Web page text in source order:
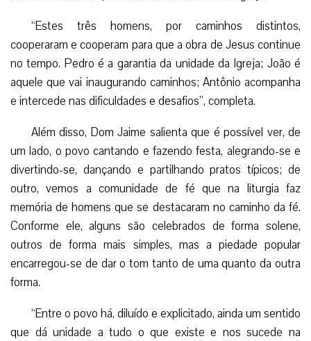
“Estes três homens, por caminhos distintos,
cooperaram e cooperam para que a obra de Jesus continue
no tempo. Pedro é a garantia da unidade da Igreja; João é
aquele que vai inaugurando caminhos; Antônio acompanha
e intercede nas dificuldades e desafios”, completa.
Além disso, Dom Jaime salienta que é possível ver, de
um lado, o povo cantando e fazendo festa, alegrando-se e
divertindo-se, dançando e partilhando pratos típicos; de
outro, vemos a comunidade de fé que na liturgia faz
memória de homens que se destacaram no caminho da fé.
Conforme ele, alguns são celebrados de forma solene,
outros de forma mais simples, mas a piedade popular
encarregou-se de dar o tom tanto de uma quanto da outra
forma.
“Entre o povo há, diluído e explicitado, ainda um sentido
que dá unidade a tudo o que existe e nos sucede na